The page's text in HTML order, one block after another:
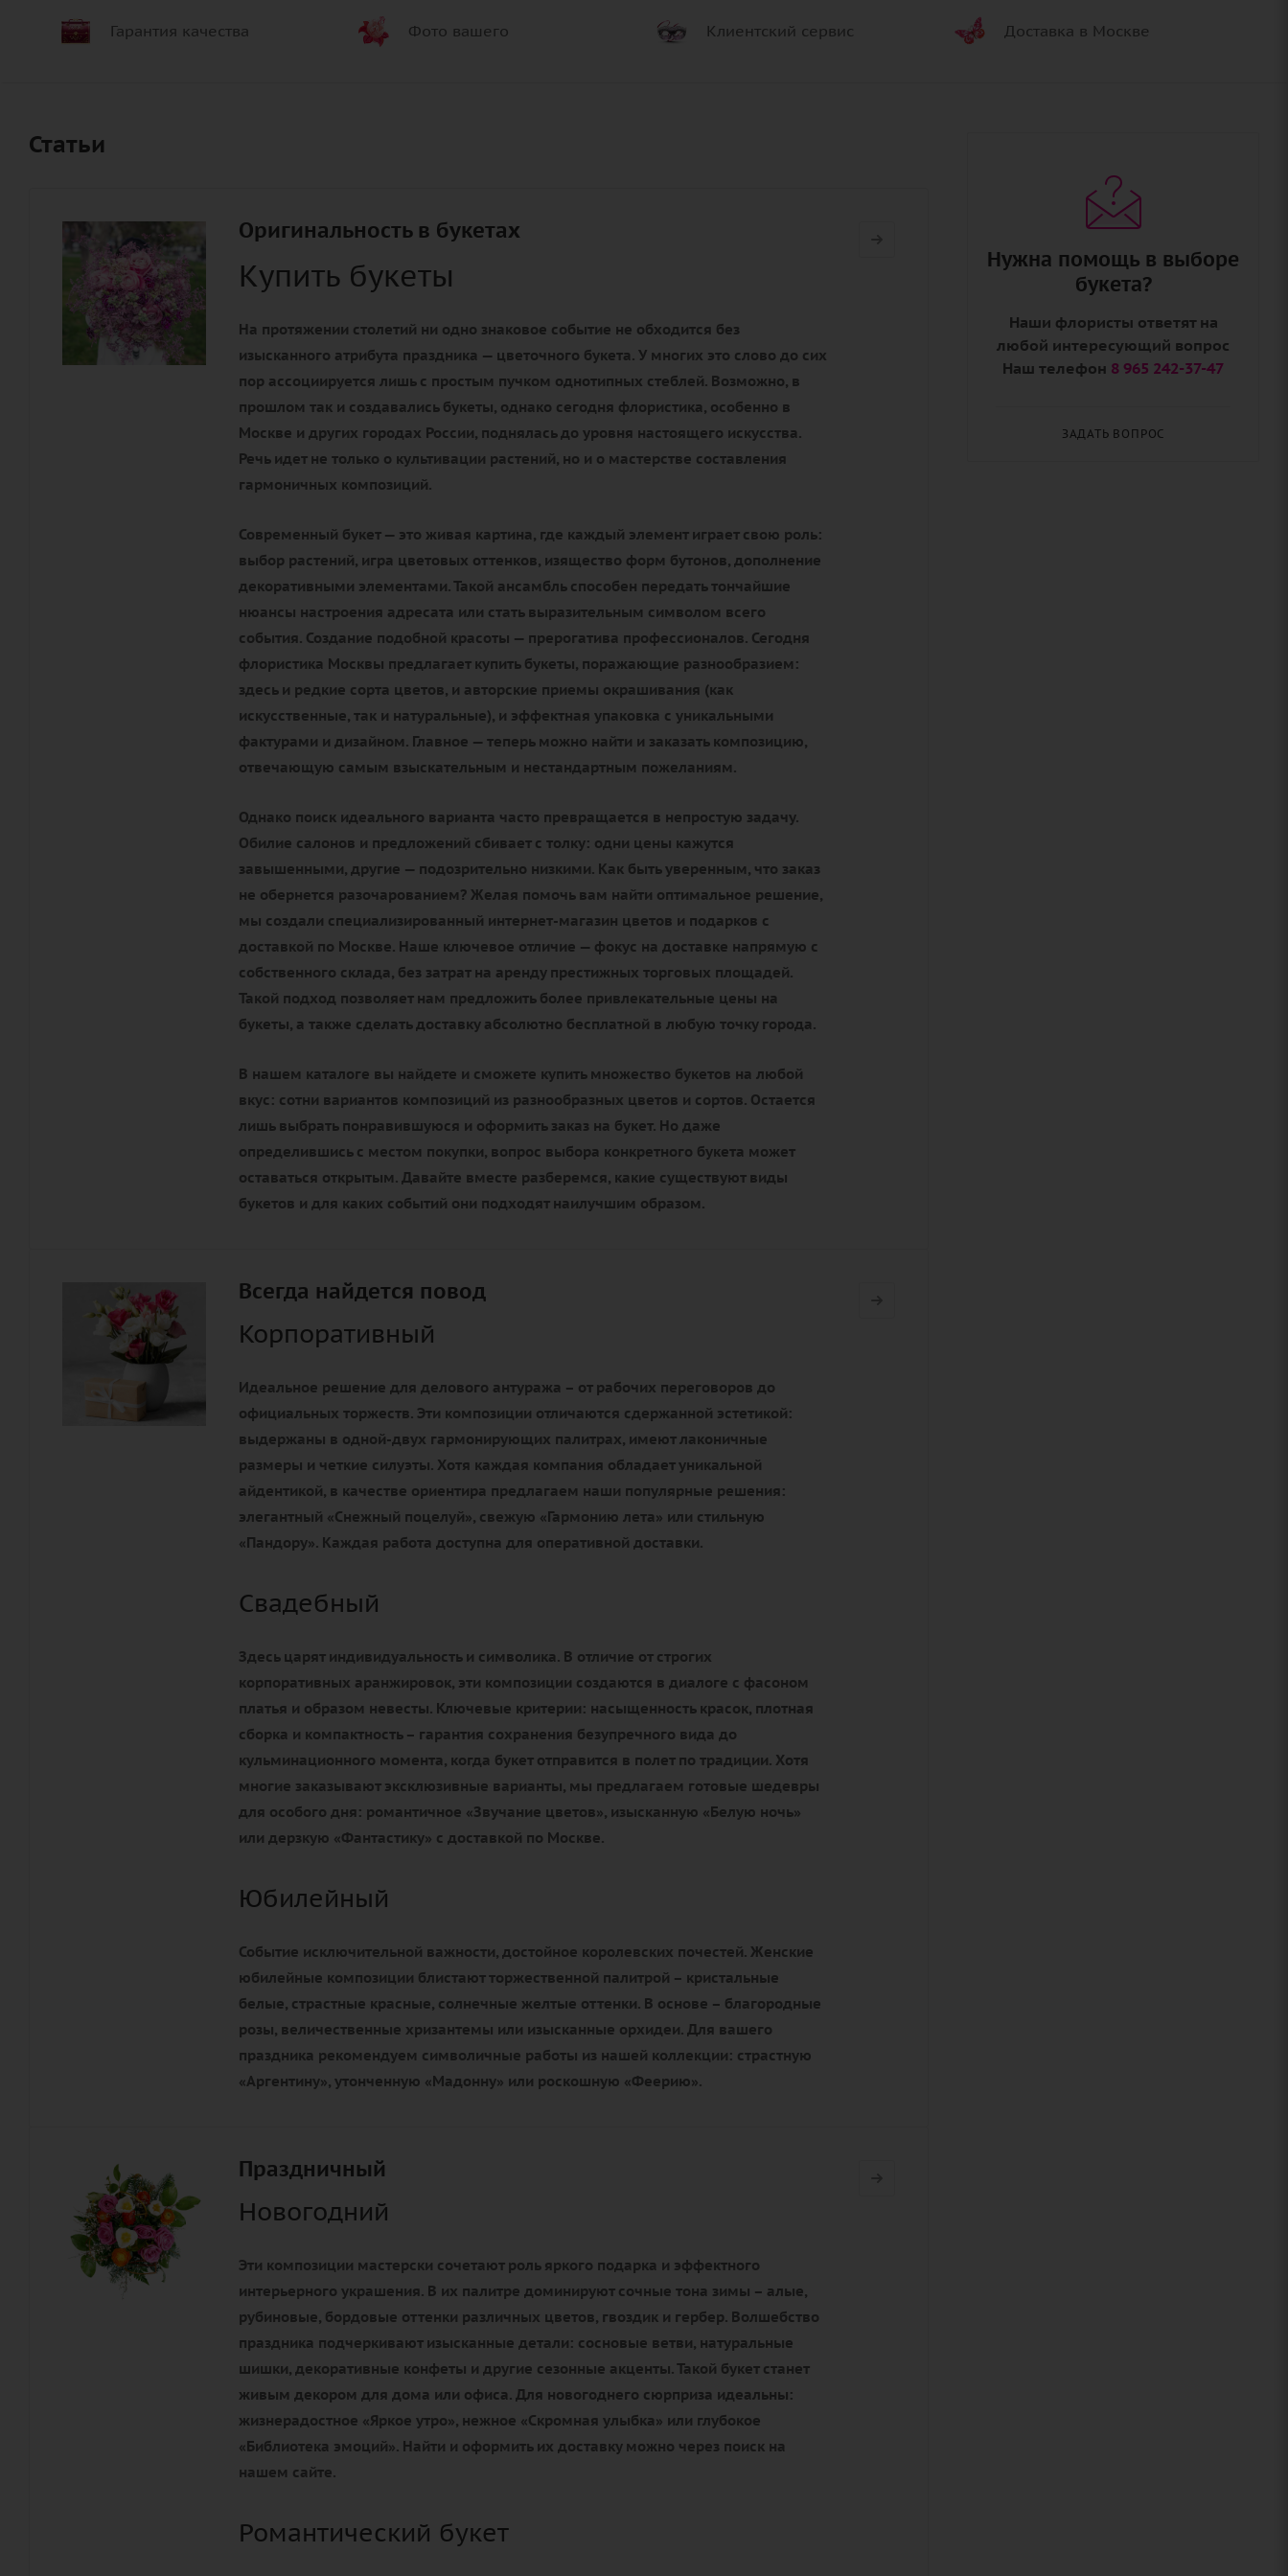
Гарантия качества Фото вашего Клиентский сервис Доставка в Москве
Статьи
Оригинальность в букетах
Купить букеты
На протяжении столетий ни одно знаковое событие не обходится без
изысканного атрибута праздника — цветочного букета. У многих это слово до сих
пор ассоциируется лишь с простым пучком однотипных стеблей. Возможно, в
прошлом так и создавались букеты, однако сегодня флористика, особенно в
Москве и других городах России, поднялась до уровня настоящего искусства.
Речь идет не только о культивации растений, но и о мастерстве составления
гармоничных композиций.
Современный букет — это живая картина, где каждый элемент играет свою роль:
выбор растений, игра цветовых оттенков, изящество форм бутонов, дополнение
декоративными элементами. Такой ансамбль способен передать тончайшие
нюансы настроения адресата или стать выразительным символом всего
события. Создание подобной красоты — прерогатива профессионалов. Сегодня
флористика Москвы предлагает купить букеты, поражающие разнообразием:
здесь и редкие сорта цветов, и авторские приемы окрашивания (как
искусственные, так и натуральные), и эффектная упаковка с уникальными
фактурами и дизайном. Главное — теперь можно найти и заказать композицию,
отвечающую самым взыскательным и нестандартным пожеланиям.
Однако поиск идеального варианта часто превращается в непростую задачу.
Обилие салонов и предложений сбивает с толку: одни цены кажутся
завышенными, другие — подозрительно низкими. Как быть уверенным, что заказ
не обернется разочарованием? Желая помочь вам найти оптимальное решение,
мы создали специализированный интернет-магазин цветов и подарков с
доставкой по Москве. Наше ключевое отличие — фокус на доставке напрямую с
собственного склада, без затрат на аренду престижных торговых площадей.
Такой подход позволяет нам предложить более привлекательные цены на
букеты, а также сделать доставку абсолютно бесплатной в любую точку города.
В нашем каталоге вы найдете и сможете купить множество букетов на любой
вкус: сотни вариантов композиций из разнообразных цветов и сортов. Остается
лишь выбрать понравившуюся и оформить заказ на букет. Но даже
определившись с местом покупки, вопрос выбора конкретного букета может
оставаться открытым. Давайте вместе разберемся, какие существуют виды
букетов и для каких событий они подходят наилучшим образом.
Всегда найдется повод
Корпоративный
Идеальное решение для делового антуража – от рабочих переговоров до
официальных торжеств. Эти композиции отличаются сдержанной эстетикой:
выдержаны в одной-двух гармонирующих палитрах, имеют лаконичные
размеры и четкие силуэты. Хотя каждая компания обладает уникальной
айдентикой, в качестве ориентира предлагаем наши популярные решения:
элегантный «Снежный поцелуй», свежую «Гармонию лета» или стильную
«Пандору». Каждая работа доступна для оперативной доставки.
Свадебный
Здесь царят индивидуальность и символика. В отличие от строгих
корпоративных аранжировок, эти композиции создаются в диалоге с фасоном
платья и образом невесты. Ключевые критерии: насыщенность красок, плотная
сборка и компактность – гарантия сохранения безупречного вида до
кульминационного момента, когда букет отправится в полет по традиции. Хотя
многие заказывают эксклюзивные варианты, мы предлагаем готовые шедевры
для особого дня: романтичное «Звучание цветов», изысканную «Белую ночь»
или дерзкую «Фантастику» с доставкой по Москве.
Юбилейный
Событие исключительной важности, достойное королевских почестей. Женские
юбилейные композиции блистают торжественной палитрой – кристальные
белые, страстные красные, солнечные желтые оттенки. В основе – благородные
розы, величественные хризантемы или изысканные орхидеи. Для вашего
праздника рекомендуем символичные работы из нашей коллекции: страстную
«Аргентину», утонченную «Мадонну» или роскошную «Феерию».
Праздничный
Новогодний
Эти композиции мастерски сочетают роль яркого подарка и эффектного
интерьерного украшения. В их палитре доминируют сочные тона зимы – алые,
рубиновые, бордовые оттенки различных цветов, гвоздик и гербер. Волшебство
праздника подчеркивают изысканные детали: сосновые ветви, натуральные
шишки, декоративные конфеты и другие сезонные акценты. Такой букет станет
живым декором для дома или офиса. Для новогоднего сюрприза идеальны:
жизнерадостное «Яркое утро», нежное «Скромная улыбка» или глубокое
«Библиотека эмоций». Найти и оформить их доставку можно через поиск на
нашем сайте.
Романтический букет
Нужна помощь в выборе
букета?
Наши флористы ответят на
любой интересующий вопрос
Наш телефон 8 965 242-37-47
ЗАДАТЬ ВОПРОС